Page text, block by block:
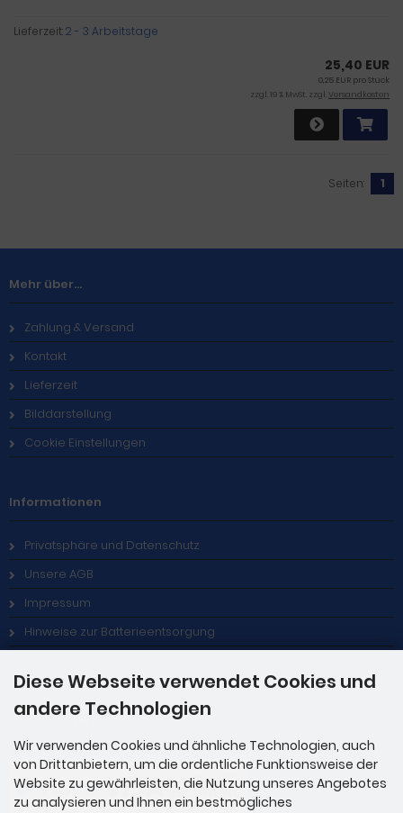
Lieferzeit:2 - 3 Arbeitstage
25,40 EUR
0,25 EUR pro Stück
zzgl. 19 % MwSt. zzgl.Versandkosten
Seiten: 1
Mehr über...
Zahlung & Versand
Kontakt
Lieferzeit
Bilddarstellung
Cookie Einstellungen
Informationen
Privatsphäre und Datenschutz
Unsere AGB
Impressum
Hinweise zur Batterieentsorgung
Zahlungsmethoden
Diese Webseite verwendet Cookies und
andere Technologien
Wir verwenden Cookies und ähnliche Technologien, auch
von Drittanbietern, um die ordentliche Funktionsweise der
Website zu gewährleisten, die Nutzung unseres Angebotes
zu analysieren und Ihnen ein bestmögliches